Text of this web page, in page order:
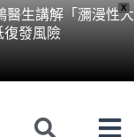
X
醫生講解「瀰漫性大
復發風險